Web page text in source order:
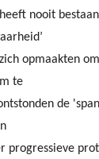
nooit
opmaakten
te
de
progressieve